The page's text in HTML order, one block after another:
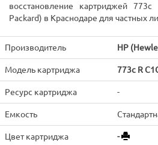
восстановление картриджей
Packard) в Краснодаре для частных
Производитель HP
Модель картриджа 773c R
Ресурс картриджа -
Емкость
Цвет картриджа -